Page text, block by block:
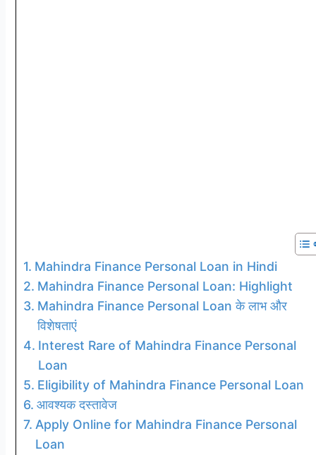
Mahindra Finance Personal Loan in Hindi
Mahindra Finance Personal Loan: Highlight
Mahindra Finance Personal Loan के लाभ और
विशेषताएं
Interest Rare of Mahindra Finance Personal
Loan
Eligibility of Mahindra Finance Personal Loan
आवश्यक दस्तावेज
Apply Online for Mahindra Finance Personal
Loan